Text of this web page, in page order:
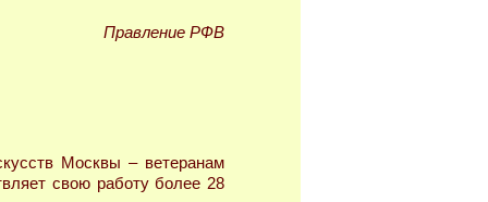
Правление РФВ
Москвы – ветеранам
свою работу более 28